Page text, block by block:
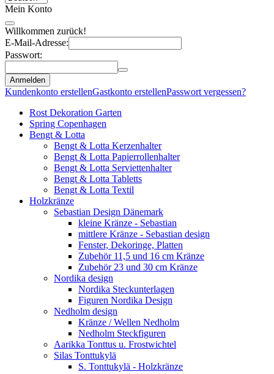
Mein Konto
Willkommen zurück!
E-Mail-Adresse:
Passwort:
Anmelden
Kundenkonto erstellenGastkonto erstellenPasswort vergessen?
Rost Dekoration Garten
Spring Copenhagen
Bengt & Lotta
Bengt & Lotta Kerzenhalter
Bengt & Lotta Papierrollenhalter
Bengt & Lotta Serviettenhalter
Bengt & Lotta Tabletts
Bengt & Lotta Textil
Holzkränze
Sebastian Design Dänemark
kleine Kränze - Sebastian
mittlere Kränze - Sebastian design
Fenster, Dekoringe, Platten
Zubehör 11,5 und 16 cm Kränze
Zubehör 23 und 30 cm Kränze
Nordika design
Nordika Steckunterlagen
Figuren Nordika Design
Nedholm design
Kränze / Wellen Nedholm
Nedholm Steckfiguren
Aarikka Tonttus u. Frostwichtel
Silas Tonttukylä
S. Tonttukylä - Holzkränze